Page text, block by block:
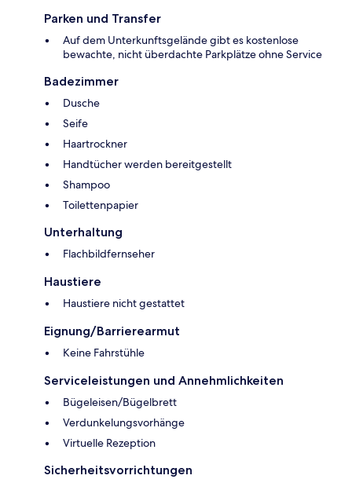
Parken und Transfer
Auf dem Unterkunftsgelände gibt es kostenlose
bewachte, nicht überdachte Parkplätze ohne Service
Badezimmer
Dusche
Seife
Haartrockner
Handtücher werden bereitgestellt
Shampoo
Toilettenpapier
Unterhaltung
Flachbildfernseher
Haustiere
Haustiere nicht gestattet
Eignung/Barrierearmut
Keine Fahrstühle
Serviceleistungen und Annehmlichkeiten
Bügeleisen/Bügelbrett
Verdunkelungsvorhänge
Virtuelle Rezeption
Sicherheitsvorrichtungen